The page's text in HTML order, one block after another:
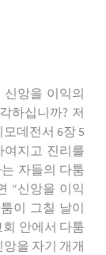
앙을 이익의
하십니까? 저
데전서 6장 5
여지고 진리를
자들의 다툼
“신앙을 이익
이 그칠 날이
안에서 다툼
을 자기 개개